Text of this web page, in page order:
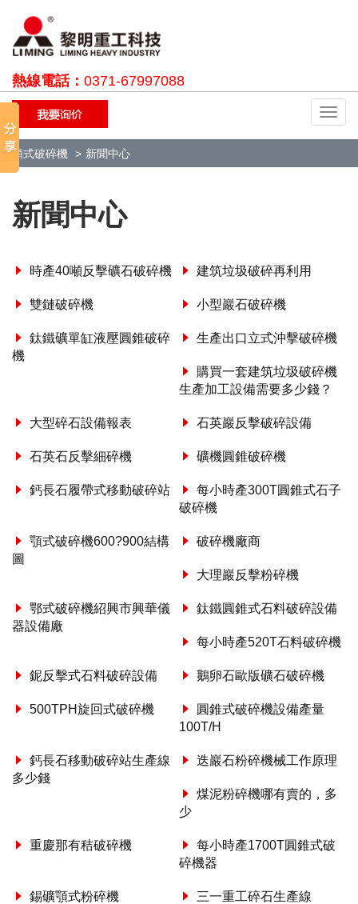
熱線電話： 0371-67997088
切
換
顎式破碎機 新聞中心
新聞中心
時產40噸反擊礦石破碎機 建筑垃圾破碎再利用
雙鏈破碎機 小型巖石破碎機
鈦鐵礦單缸液壓圓錐破碎
機
生產出口立式沖擊破碎機
購買一套建筑垃圾破碎機
生產加工設備需要多少錢？
大型碎石設備報表 石英巖反擊破碎設備
石英石反擊細碎機 礦機圓錐破碎機
鈣長石履帶式移動破碎站
每小時產300T圓錐式石子
破碎機
顎式破碎機600?900結構
圖
破碎機廠商
大理巖反擊粉碎機
鄂式破碎機紹興市興華儀
器設備廠
鈦鐵圓錐式石料破碎設備
每小時產520T石料破碎機
鈮反擊式石料破碎設備 鵝卵石歐版礦石破碎機
500TPH旋回式破碎機
圓錐式破碎機設備產量
100T/H
鈣長石移動破碎站生產線
多少錢
迭巖石粉碎機械工作原理
煤泥粉碎機哪有賣的，多
少
重慶那有秸破碎機
每小時產1700T圓錐式破
碎機器
錫礦顎式粉碎機 三一重工碎石生產線